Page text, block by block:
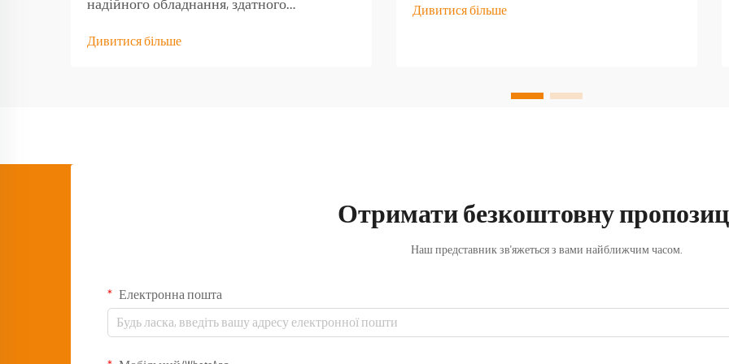
надійного обладнання, здатного
умов і забезпечити функціональність тоді,
Дивитися більше
визначає довготривалу міцність і
Дивитися більше
Отримати безкоштовну
Наш представник зв'яжеться з вами найближчим часом.
Електронна пошта